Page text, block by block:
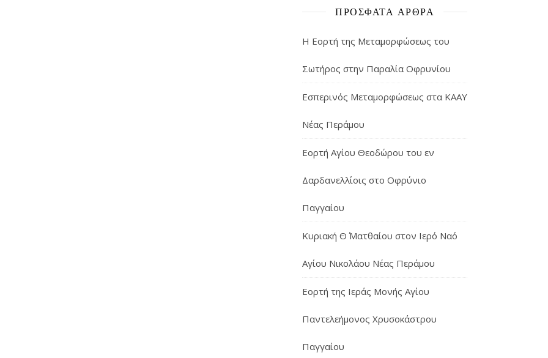
ΠΡΌΣΦΑΤΑ ΆΡΘΡΑ
Η Εορτή της Μεταμορφώσεως του
Σωτήρος στην Παραλία Οφρυνίου
Εσπερινός Μεταμορφώσεως στα ΚΑΑΥ
Νέας Περάμου
Εορτή Αγίου Θεοδώρου του εν
Δαρδανελλίοις στο Οφρύνιο
Παγγαίου
Κυριακή Θ΄ Ματθαίου στον Ιερό Ναό
Αγίου Νικολάου Νέας Περάμου
Εορτή της Ιεράς Μονής Αγίου
Παντελεήμονος Χρυσοκάστρου
Παγγαίου